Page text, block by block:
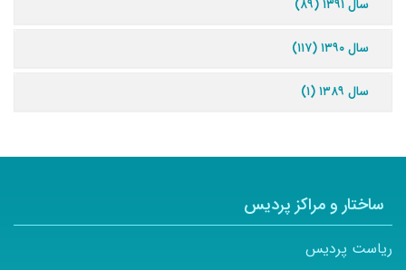
سال ۱۳۹۱ (۸۹)
سال ۱۳۹۰ (۱۱۷)
سال ۱۳۸۹ (۱)
ساختار و مراکز پردیس
ریاست پردیس